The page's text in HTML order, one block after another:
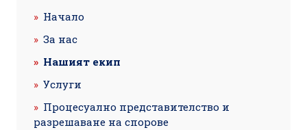
Начало
За нас
Нашият екип
Услуги
Процесуално представителство и
разрешаване на спорове